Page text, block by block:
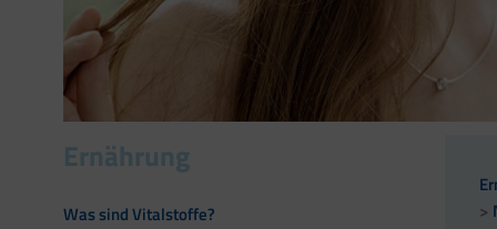
Ernährung
Was sind Vitalstoffe?